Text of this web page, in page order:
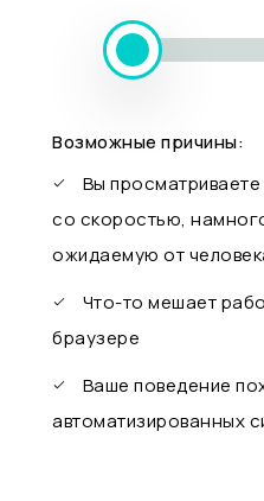
Возможные причины:
Вы просматриваете
со скоростью,
ожидаемую от
Что-то мешает
браузере
Ваше поведение
автоматизированных